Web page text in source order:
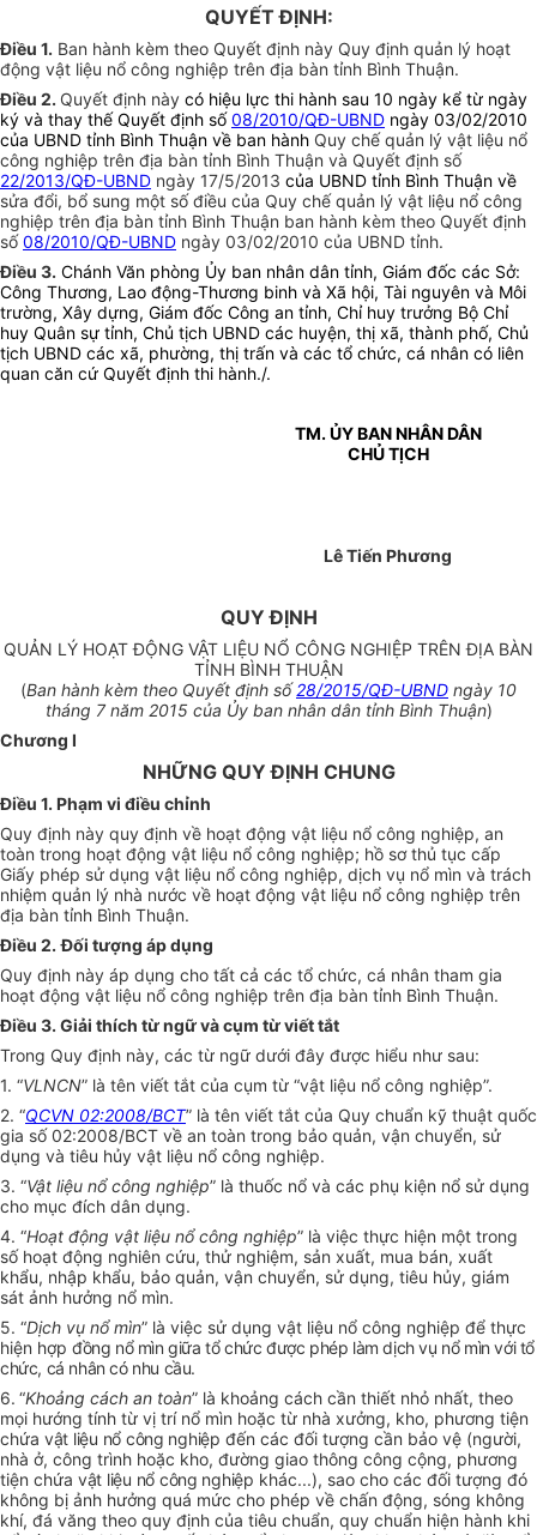
QUYẾT ĐỊNH:
Điều 1. Ban hành kèm theo Quyết định này Quy định quản lý hoạt
động vật liệu nổ công nghiệp trên địa bàn tỉnh Bình Thuận.
Điều 2. Quyết định này có hiệu lực thi hành sau 10 ngày kể từ ngày
ký và thay thế Quyết định số08/2010/QĐ-UBND ngày 03/02/2010
của UBND tỉnh Bình Thuận về ban hành Quy chế quản lý vật liệu nổ
công nghiệp trên địa bàn tỉnh Bình Thuận và Quyết định số
22/2013/QĐ-UBND ngày 17/5/2013 của UBND tỉnh Bình Thuận về
sửa đổi, bổ sung một số điều của Quy chế quản lý vật liệu nổ công
nghiệp trên địa bàn tỉnh Bình Thuận ban hành kèm theo Quyết định
số08/2010/QĐ-UBND ngày 03/02/2010 của UBND tỉnh.
Điều 3. Chánh Văn phòng Ủy ban nhân dân tỉnh, Giám đốc các Sở:
Công Thương, Lao động-Thương binh và Xã hội, Tài nguyên và Môi
trường, Xây dựng, Giám đốc Công an tỉnh, Chỉ huy trưởng Bộ Chỉ
huy Quân sự tỉnh, Chủ tịch UBND các huyện, thị xã, thành phố, Chủ
tịch UBND các xã, phường, thị trấn và các tổ chức, cá nhân có liên
quan căn cứ Quyết định thi hành./.
TM. ỦY BAN NHÂN DÂN
CHỦ TỊCH
Lê Tiến Phương
QUY ĐỊNH
QUẢN LÝ HOẠT ĐỘNG VẬT LIỆU NỔ CÔNG NGHIỆP TRÊN ĐỊA BÀN
TỈNH BÌNH THUẬN
(Ban hành kèm theo Quyết định số28/2015/QĐ-UBND ngày 10
tháng 7 năm 2015 của Ủy ban nhân dân tỉnh Bình Thuận)
Chương I
NHỮNG QUY ĐỊNH CHUNG
Điều 1. Phạm vi điều chỉnh
Quy định này quy định về hoạt động vật liệu nổ công nghiệp, an
toàn trong hoạt động vật liệu nổ công nghiệp; hồ sơ thủ tục cấp
Giấy phép sử dụng vật liệu nổ công nghiệp, dịch vụ nổ mìn và trách
nhiệm quản lý nhà nước về hoạt động vật liệu nổ công nghiệp trên
địa bàn tỉnh Bình Thuận.
Điều 2. Đối tượng áp dụng
Quy định này áp dụng cho tất cả các tổ chức, cá nhân tham gia
hoạt động vật liệu nổ công nghiệp trên địa bàn tỉnh Bình Thuận.
Điều 3. Giải thích từ ngữ và cụm từ viết tắt
Trong Quy định này, các từ ngữ dưới đây được hiểu như sau:
1. “VLNCN” là tên viết tắt của cụm từ “vật liệu nổ công nghiệp”.
2. “QCVN 02:2008/BCT” là tên viết tắt của Quy chuẩn kỹ thuật quốc
gia số 02:2008/BCT về an toàn trong bảo quản, vận chuyển, sử
dụng và tiêu hủy vật liệu nổ công nghiệp.
3. “Vật liệu nổ công nghiệp” là thuốc nổ và các phụ kiện nổ sử dụng
cho mục đích dân dụng.
4. “Hoạt động vật liệu nổ công nghiệp” là việc thực hiện một trong
số hoạt động nghiên cứu, thử nghiệm, sản xuất, mua bán, xuất
khẩu, nhập khẩu, bảo quản, vận chuyển, sử dụng, tiêu hủy, giám
sát ảnh hưởng nổ mìn.
5. “Dịch vụ nổ mìn” là việc sử dụng vật liệu nổ công nghiệp để thực
hiện hợp đồng nổ mìn giữa tổ chức được phép làm dịch vụ nổ mìn với tổ
chức, cá nhân có nhu cầu.
6. “Khoảng cách an toàn” là khoảng cách cần thiết nhỏ nhất, theo
mọi hướng tính từ vị trí nổ mìn hoặc từ nhà xưởng, kho, phương tiện
chứa vật liệu nổ công nghiệp đến các đối tượng cần bảo vệ (người,
nhà ở, công trình hoặc kho, đường giao thông công cộng, phương
tiện chứa vật liệu nổ công nghiệp khác...), sao cho các đối tượng đó
không bị ảnh hưởng quá mức cho phép về chấn động, sóng không
khí, đá văng theo quy định của tiêu chuẩn, quy chuẩn hiện hành khi